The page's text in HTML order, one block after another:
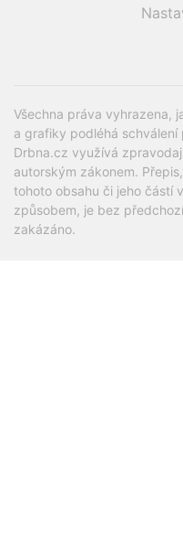
Všechna práva vyhrazena,
a grafiky podléhá
Drbna.cz využívá
autorským zákonem.
tohoto obsahu či jeho částí
způsobem, je bez
zakázáno.